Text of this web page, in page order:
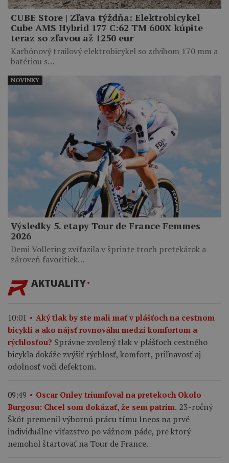
CUBE Store | Zľava týždňa: Elektrobicykel
Cube AMS Hybrid 177 C:62 TM 600X kúpite
teraz so zľavou až 1250 eur
Karbónový trailový elektrobicykel so zdvihom 170 mm a
batériou s…
Výsledky 5. etapy Tour de France Femmes
2026
Demi Vollering zvíťazila v šprinte troch pretekárok a
zároveň favoritiek…
NOVINKY
AKTUALITY
10:01
Aký tlak by ste mali mať v plášťoch na cestnom
bicykli a ako nájsť rovnováhu medzi komfortom a
rýchlosťou? Správne zvolený tlak v plášťoch cestného
bicykla dokáže zvýšiť rýchlosť, komfort, priľnavosť aj
odolnosť voči defektom.
09:49
Oscar Onley triumfoval na pretekoch Okolo
Burgosu: Chcel som dokázať, že sem patrím. 23-ročný
Škót premenil výbornú prácu tímu Ineos na prvé
individuálne víťazstvo po vážnom páde, pre ktorý
nemohol štartovať na Tour de France.